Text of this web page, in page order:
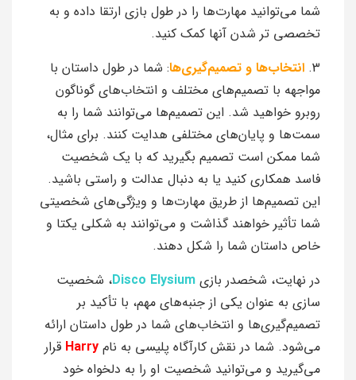
شما می‌توانید مهارت‌ها را در طول بازی ارتقا داده و به
تخصصی تر شدن آنها کمک کنید.
3. انتخاب‌ها و تصمیم‌گیری‌ها: شما در طول داستان با
مواجهه با تصمیم‌های مختلف و انتخاب‌های گوناگون
روبرو خواهید شد. این تصمیم‌ها می‌توانند شما را به
سمت‌ها و پایان‌های مختلفی هدایت کنند. برای مثال،
شما ممکن است تصمیم بگیرید که با یک شخصیت
فاسد همکاری کنید یا به دنبال عدالت و راستی باشید.
این تصمیم‌ها از طریق مهارت‌ها و ویژگی‌های شخصیتی
شما تأثیر خواهند گذاشت و می‌توانند به شکلی یکتا و
خاص داستان شما را شکل دهند.
در نهایت، شخصدر بازی Disco Elysium، شخصیت
سازی به عنوان یکی از جنبه‌های مهم، با تأکید بر
تصمیم‌گیری‌ها و انتخاب‌های شما در طول داستان ارائه
می‌شود. شما در نقش کارآگاه پلیسی به نام Harry قرار
می‌گیرید و می‌توانید شخصیت او را به دلخواه خود